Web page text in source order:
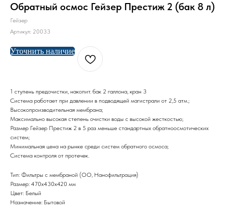
Обратный осмос Гейзер Престиж 2 (бак 8 л)
Гейзер
Артикул: 20033
Уточнить наличие
1 ступень предочистки, накопит. бак 2 галлона, кран 3
Система работает при давлении в подводящей магистрали от 2,5 атм.;
Высокопроизводительная мембрана;
Максимально высокая степень очистки воды с высокой жесткостью;
Размер Гейзер Престиж 2 в 5 раз меньше стандартных обратноосмотических
систем;
Минимальная цена на рынке среди систем обратного осмоса;
Система контроля от протечек.
Тип: Фильтры с мембраной (ОО, Нанофильтрация)
Размер: 470х430х420 мм
Цвет: Белый
Назначение: Бытовой